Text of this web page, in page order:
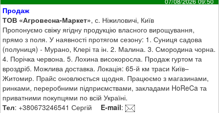
Продаж
ТОВ «Агровесна-Маркет», с. Ніжиловичі, Київ
Пропонуємо свіжу ягідну продукцію власного вирощування,
прямо з поля. У наявності протягом сезону: 1. Суниця садова
(полуниця) - Мурано, Клері та ін. 2. Малина. 3. Смородина чорна.
4. Порічка червона. 5. Лохина високоросла. Продаж гуртом та
вроздріб. Можлива доставка. Локація: 65-й км траси Київ–
Житомир. Прайс оновлюється щодня. Працюємо з магазинами,
ринками, переробними підприємствами, закладами HoReCa та
приватними покупцями по всій Україні.
Тел: +380673246541 Сергій E-mail: